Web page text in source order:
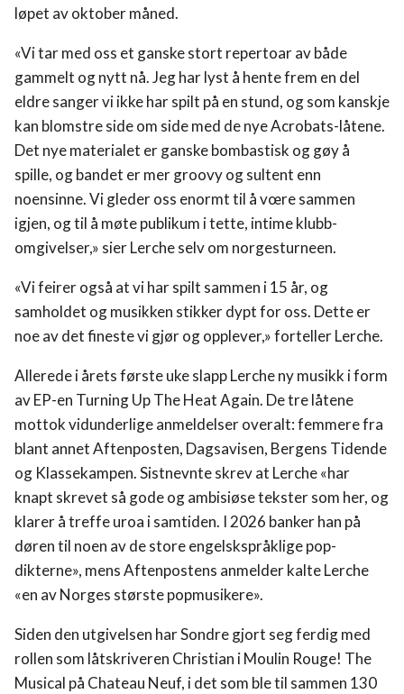
Program
Fritidstilbud
Om oss
Utleie
Støtte og Sponsorer
FOR ALLE
KULTURKLUBBEN
løpet av oktober måned.
«Vi tar med oss et ganske stort repertoar av både
gammelt og nytt nå. Jeg har lyst å hente frem en del
eldre sanger vi ikke har spilt på en stund, og som kanskje
kan blomstre side om side med de nye Acrobats-låtene.
Det nye materialet er ganske bombastisk og gøy å
spille, og bandet er mer groovy og sultent enn
noensinne. Vi gleder oss enormt til å vœre sammen
igjen, og til å møte publikum i tette, intime klubb-
omgivelser,» sier Lerche selv om norgesturneen.
«Vi feirer også at vi har spilt sammen i 15 år, og
samholdet og musikken stikker dypt for oss. Dette er
noe av det fineste vi gjør og opplever,» forteller Lerche.
Allerede i årets første uke slapp Lerche ny musikk i form
av EP-en Turning Up The Heat Again. De tre låtene
mottok vidunderlige anmeldelser overalt: femmere fra
blant annet Aftenposten, Dagsavisen, Bergens Tidende
og Klassekampen. Sistnevnte skrev at Lerche «har
knapt skrevet så gode og ambisiøse tekster som her, og
klarer å treffe uroa i samtiden. I 2026 banker han på
døren til noen av de store engelskspråklige pop-
dikterne», mens Aftenpostens anmelder kalte Lerche
«en av Norges største popmusikere».
Siden den utgivelsen har Sondre gjort seg ferdig med
rollen som låtskriveren Christian i Moulin Rouge! The
Musical på Chateau Neuf, i det som ble til sammen 130